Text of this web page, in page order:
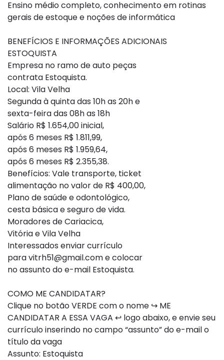
Ensino médio completo, conhecimento em rotinas
gerais de estoque e noções de informática
BENEFÍCIOS E INFORMAÇÕES ADICIONAIS
ESTOQUISTA
Empresa no ramo de auto peças
contrata Estoquista.
Local: Vila Velha
Segunda à quinta das 10h as 20h e
sexta-feira das 08h as 18h
Salário R$ 1.654,00 inicial,
após 6 meses R$ 1.811,99,
após 6 meses R$ 1.959,64,
após 6 meses R$ 2.355,38.
Benefícios: Vale transporte, ticket
alimentação no valor de R$ 400,00,
Plano de saúde e odontológico,
cesta básica e seguro de vida.
Moradores de Cariacica,
Vitória e Vila Velha
Interessados enviar currículo
paravitrh51@gmail.come colocar
no assunto do e-mail Estoquista.
COMO ME CANDIDATAR?
Clique no botão VERDE com o nome ↪ ME
CANDIDATAR A ESSA VAGA ↩ logo abaixo, e envie seu
currículo inserindo no campo “assunto” do e-mail o
título da vaga
Assunto: Estoquista